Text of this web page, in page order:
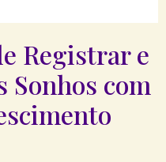
Registrar e
Sonhos com⁢